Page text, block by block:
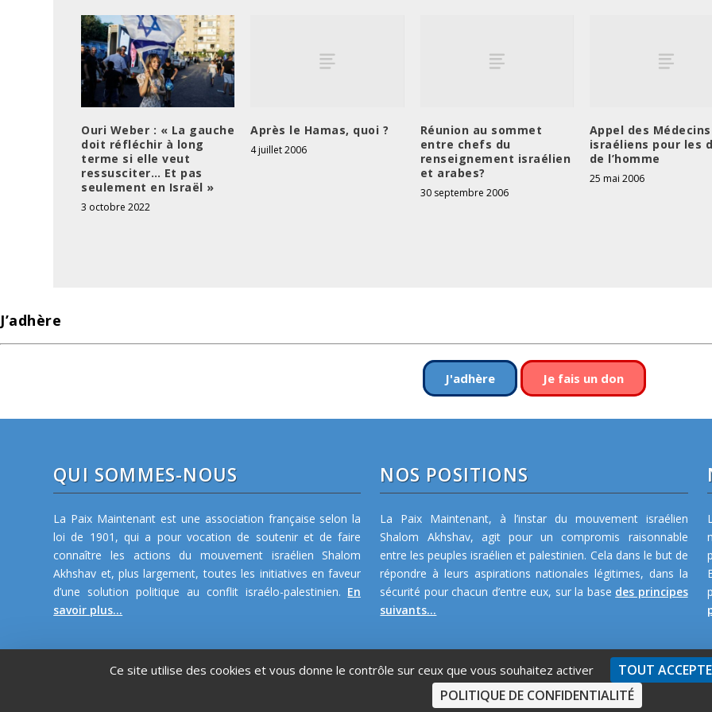
Ouri Weber : « La gauche
doit réfléchir à long
terme si elle veut
ressusciter… Et pas
seulement en Israël »
3 octobre 2022
Après le Hamas, quoi ?
4 juillet 2006
Réunion au sommet
entre chefs du
renseignement israélien
et arabes?
30 septembre 2006
Appel des Médecins
israéliens pour les
de l’homme
25 mai 2006
J’adhère
J'adhère Je fais un don
QUI SOMMES-NOUS
La Paix Maintenant est une association française selon la
loi de 1901, qui a pour vocation de soutenir et de faire
connaître les actions du mouvement israélien Shalom
Akhshav et, plus largement, toutes les initiatives en faveur
d’une solution politique au conflit israélo-palestinien. En
savoir plus...
NOS POSITIONS
La Paix Maintenant, à l’instar du mouvement israélien
Shalom Akhshav, agit pour un compromis raisonnable
entre les peuples israélien et palestinien. Cela dans le but de
répondre à leurs aspirations nationales légitimes, dans la
sécurité pour chacun d’entre eux, sur la base des principes
suivants...
Ce site utilise des cookies et vous donne le contrôle sur ceux que vous souhaitez activer TOUT
POLITIQUE DE CONFIDENTIALITÉ